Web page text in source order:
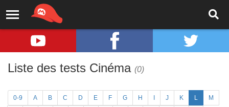
Liste des tests Cinéma (0)
0-9 A B C D E F G H J K L M